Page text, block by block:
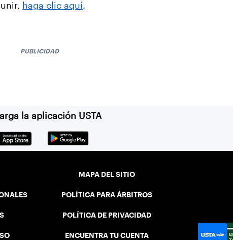
haga clic aquí.
PUBLICIDAD
la aplicación USTA
MAPA DEL SITIO
POLÍTICA PARA ÁRBITROS
POLÍTICA DE PRIVACIDAD
ENCUENTRA TU CUENTA